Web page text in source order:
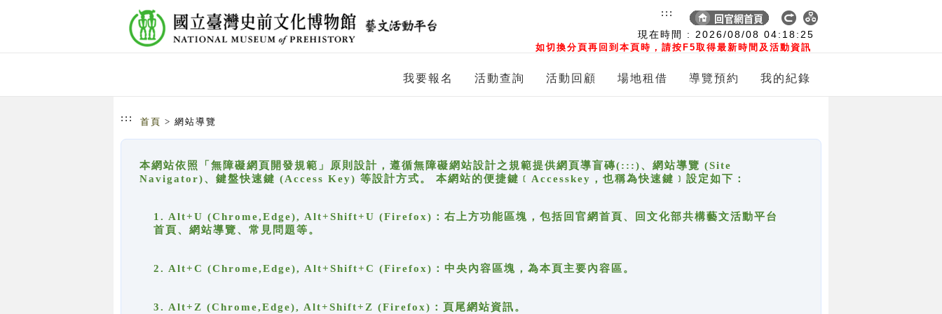
現在時間 : 2026/08/08 04:18:25
如切換分頁再回到本頁時，請按F5取得最新時間及活動資訊
:::
我要報名 活動查詢 活動回顧 場地租借 導覽預約 我的紀錄
::: 首頁 > 網站導覽
本網站依照「無障礙網頁開發規範」原則設計，遵循無障礙網站設計之規範提供網頁導盲磚(:::)、網站導覽 (Site
Navigator)、鍵盤快速鍵 (Access Key) 等設計方式。 本網站的便捷鍵﹝Accesskey，也稱為快速鍵﹞設定如下：
1. Alt+U (Chrome,Edge), Alt+Shift+U (Firefox)：右上方功能區塊，包括回官網首頁、回文化部共構藝文活動平台
首頁、網站導覽、常見問題等。
2. Alt+C (Chrome,Edge), Alt+Shift+C (Firefox)：中央內容區塊，為本頁主要內容區。
3. Alt+Z (Chrome,Edge), Alt+Shift+Z (Firefox)：頁尾網站資訊。